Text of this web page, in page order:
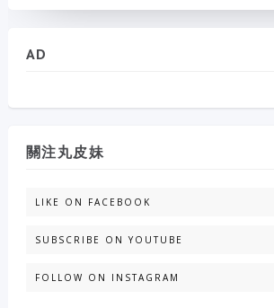
AD
關注丸皮妹
LIKE ON FACEBOOK
SUBSCRIBE ON YOUTUBE
FOLLOW ON INSTAGRAM